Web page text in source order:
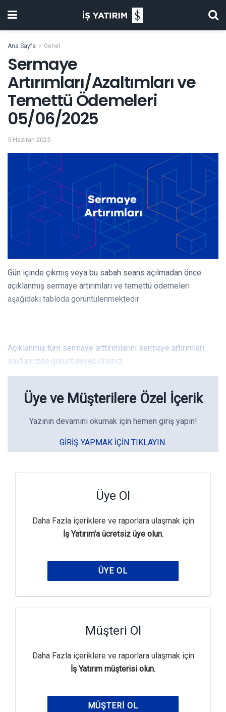
Ana Sayfa Genel
Sermaye
Artırımları/Azaltımları ve
Temettü Ödemeleri
05/06/2025
5 Haziran 2025
Gün içinde çıkmış veya bu sabah seans açılmadan önce
açıklanmış sermaye artırımları ve temettü ödemeleri
aşağıdaki tabloda görüntülenmektedir
Açıklanmış tüm sermaye arttırımlarını sermaye artırımları
sayfamızda görüntüleyebilirsiniz.
Üye ve Müşterilere Özel İçerik
Yazının devamını okumak için hemen giriş yapın!
GIRIŞ YAPMAK IÇIN TIKLAYIN.
Üye Ol
Daha Fazla içeriklere ve raporlara ulaşmak için
İş Yatırım'a ücretsiz üye olun.
ÜYE OL
Müşteri Ol
Daha Fazla içeriklere ve raporlara ulaşmak için
İş Yatırım müşterisi olun.
MÜŞTERI OL